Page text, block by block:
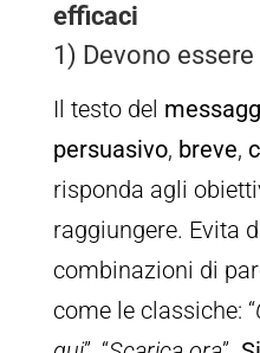
efficaci
1) Devono
Il testo del
persuasivo, breve,
risponda agli
raggiungere. Evita
combinazioni di
come le classiche: “